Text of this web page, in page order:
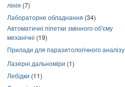
лінія (7)
Лабораторне обладнання (34)
Автоматичні піпетки змінного об'єму
механічні (19)
Прилади для паразитологічного аналізу
Лазерні дальноміри (1)
Лебідки (11)